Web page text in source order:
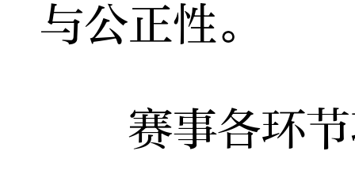
与公正性。
赛事各环节